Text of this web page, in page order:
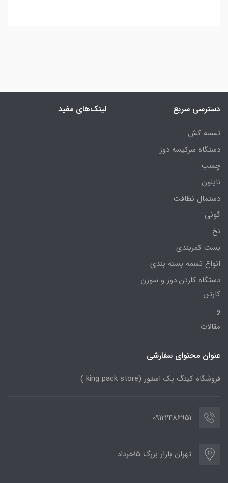
دسترسی سریع
تسمه کش
دستگاه سرکیسه دوز
چسب
نایلون
دستمال نظافت
گونی
نخ
بست کمربندی
انواع تسمه بسته بندی
دستگاه کارتن دوز و سوزن
کارتن
و...
مقالات
لینک‌های مفید
عنوان محتوای سفارشی
فروشگاه کینگ پک استور (king pack store )
09122486951
تهران بازار بزرگ 15خرداد